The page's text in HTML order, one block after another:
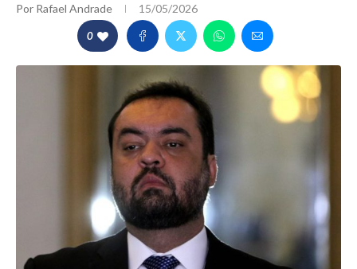
Por Rafael Andrade 15/05/2026
0